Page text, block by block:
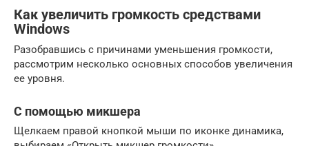
Как увеличить громкость средствами
Windows
Разобравшись с причинами уменьшения громкости,
рассмотрим несколько основных способов увеличения
ее уровня.
С помощью микшера
Щелкаем правой кнопкой мыши по иконке динамика,